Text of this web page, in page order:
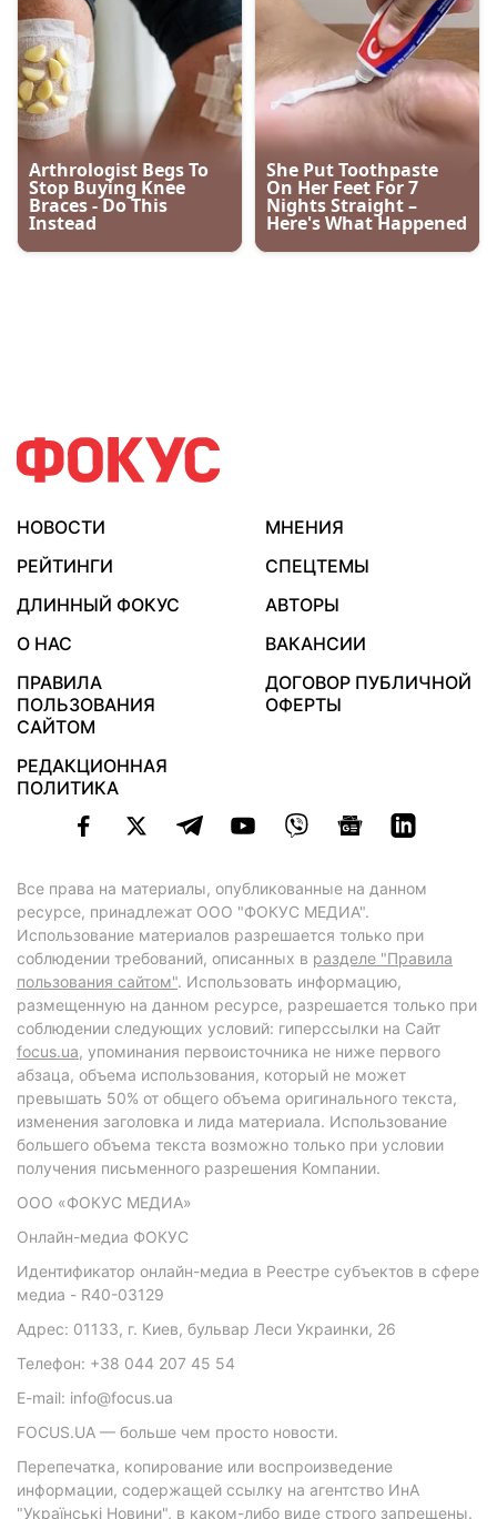
НОВОСТИ
МНЕНИЯ
РЕЙТИНГИ
СПЕЦТЕМЫ
ДЛИННЫЙ ФОКУС
АВТОРЫ
О НАС
ВАКАНСИИ
ПРАВИЛА
ПОЛЬЗОВАНИЯ
САЙТОМ
ДОГОВОР ПУБЛИЧНОЙ
ОФЕРТЫ
РЕДАКЦИОННАЯ
ПОЛИТИКА
Все права на материалы, опубликованные на данном
ресурсе, принадлежат ООО "ФОКУС МЕДИА".
Использование материалов разрешается только при
соблюдении требований, описанных в разделе "Правила
пользования сайтом". Использовать информацию,
размещенную на данном ресурсе, разрешается только при
соблюдении следующих условий: гиперссылки на Сайт
focus.ua, упоминания первоисточника не ниже первого
абзаца, объема использования, который не может
превышать 50% от общего объема оригинального текста,
изменения заголовка и лида материала. Использование
большего объема текста возможно только при условии
получения письменного разрешения Компании.
ООО «ФОКУС МЕДИА»
Онлайн-медиа ФОКУС
Идентификатор онлайн-медиа в Реестре субъектов в сфере
медиа - R40-03129
Адрес: 01133, г. Киев, бульвар Леси Украинки, 26
Телефон: +38 044 207 45 54
E-mail: info@focus.ua
FOCUS.UA — больше чем просто новости.
Перепечатка, копирование или воспроизведение
информации, содержащей ссылку на агентство ИнА
"Українські Новини", в каком-либо виде строго запрещены.